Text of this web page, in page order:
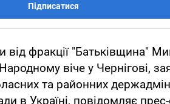
Підписатися
від фракції "Батьківщина"
віче у Чернігові,
та районних
в Україні, повідомляє